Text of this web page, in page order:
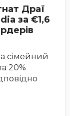
Драї
за €1,6
сімейний
20%